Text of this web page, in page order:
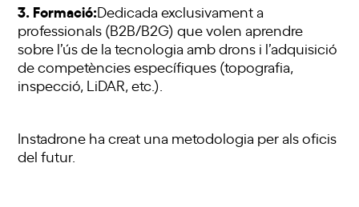
3. Formació:Dedicada exclusivament a
professionals (B2B/B2G) que volen aprendre
sobre l’ús de la tecnologia amb drons i l’adquisició
de competències específiques (topografia,
inspecció, LiDAR, etc.).
Instadrone ha creat una metodologia per als oficis
del futur.